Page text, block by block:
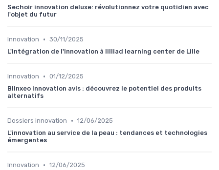
Sechoir innovation deluxe: révolutionnez votre quotidien avec
l'objet du futur
Innovation • 30/11/2025
L'intégration de l'innovation à lilliad learning center de Lille
Innovation • 01/12/2025
Blinxeo innovation avis : découvrez le potentiel des produits
alternatifs
Dossiers innovation • 12/06/2025
L'innovation au service de la peau : tendances et technologies
émergentes
Innovation • 12/06/2025